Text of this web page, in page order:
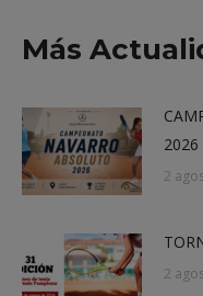
Más
2026
2
2